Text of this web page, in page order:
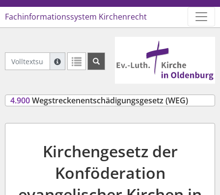
Fachinformationssystem Kirchenrecht
Volltextsuche Geltendes RechtSuche mit Platzhalter "*", Bsp. Pfarrer*, findet
Weitere Suchoperatoren finden Sie in unserer Hilfe.
Logo Ev.-Luth. Kirche in
4.900Wegstreckenentschädigungsgesetz (WEG)
Kirchengesetz der
Konföderation